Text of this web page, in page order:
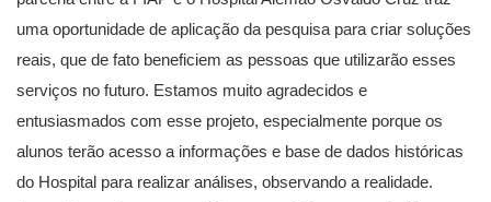
uma oportunidade de aplicação da pesquisa para criar soluções
reais, que de fato beneficiem as pessoas que utilizarão esses
serviços no futuro. Estamos muito agradecidos e
entusiasmados com esse projeto, especialmente porque os
alunos terão acesso a informações e base de dados históricas
do Hospital para realizar análises, observando a realidade.